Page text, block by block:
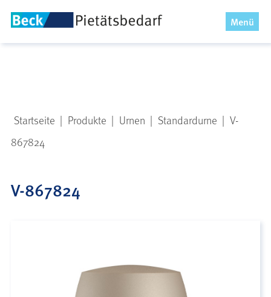
Menü
x
Startseite | Produkte | Urnen | Standardurne | V-
867824
V-867824